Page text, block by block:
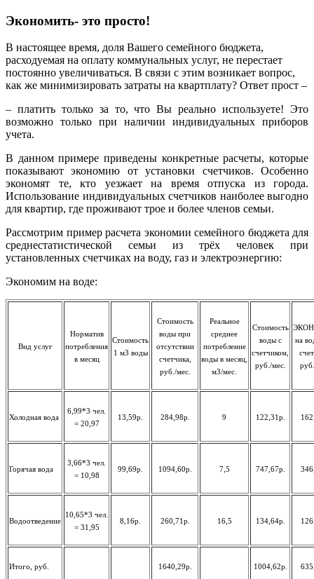
Экономить- это просто!
В настоящее время, доля Вашего семейного бюджета,
расходуемая на оплату коммунальных услуг, не перестает
постоянно увеличиваться. В связи с этим возникает вопрос,
как же минимизировать затраты на квартплату? Ответ прост –
– платить только за то, что Вы реально используете! Это
возможно только при наличии индивидуальных приборов
учета.
В данном примере приведены конкретные расчеты, которые
показывают экономию от установки счетчиков. Особенно
экономят те, кто уезжает на время отпуска из города.
Использование индивидуальных счетчиков наиболее выгодно
для квартир, где проживают трое и более членов семьи.
Рассмотрим пример расчета экономии семейного бюджета для
среднестатистической семьи из трёх человек при
установленных счетчиках на воду, газ и электроэнергию:
Экономим на воде:
Вид услуг
Норматив
потребления
в месяц
Стоимость
1 м3 воды
Стоимость
воды при
отсутствии
счетчика,
руб./мес.
Реальное
среднее
потребление
воды в месяц,
м3/мес.
Стоимость
воды с
счетчиком,
руб./мес.
на
Холодная вода
6,99*3 чел.
= 20,97
13,59р. 284,98р. 9 122,31р.
Горячая вода
3,66*3 чел.
= 10,98
99,69р. 1094,60р. 7,5 747,67р.
Водоотведение
10,65*3 чел.
= 31,95
8,16р. 260,71р. 16,5 134,64р.
Итого, руб. 1640,29р. 1004,62р.